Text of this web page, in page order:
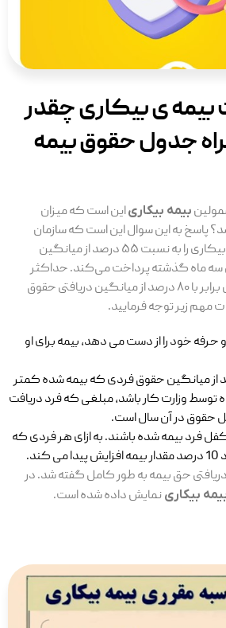
بیمه ی بیکاری چقدر
جدول حقوق بیمه
بیمه بیکاریاین است که میزان
پاسخ به این سوال این است که سازمان
تامین اجتماعی مبلغ بیمه بیکاری را به نسبت ۵۵ درصد از میانگین
سه ماه گذشته پرداخت می‌کند. حداکثر
مبلغ این پرداخت همچنین برابر با ۸۰ درصد از میانگین دریافتی حقوق
مهم زیر توجه فرمایید.
حرفه خود را از دست می دهد، بیمه برای او
که ۵۵ درصد از میانگین حقوق فردی که بیمه شده کمتر
توسط وزارت کار باشد، مبلغی که فرد دریافت
حقوق در آن سال است.
فرد بیمه شده باشند. به ازای هر فردی که
دریافتی حق بیمه به طور کامل گفته شد. در
بیکاری نمایش داده شده است.